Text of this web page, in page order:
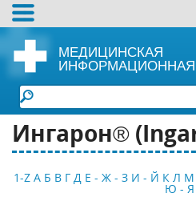
МЕДИЦИНСКАЯ
ИНФОРМАЦИОННАЯ
Ингарон®
1-Z А Б В Г Д Е - Ж - З И - Й К Л М
Ю - Я